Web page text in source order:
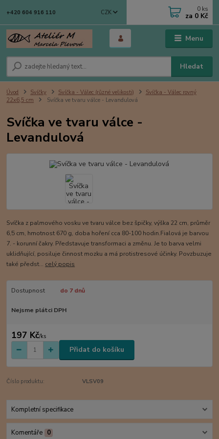
Menu
CZK
Hledat
+420 604 916 110 0 ks
za 0 Kč
Úvod Svíčky Svíčka - Válec (různé velikosti)
Svíčka - Válec rovný
22x6,5 cm
Svíčka ve tvaru válce - Levandulová
Svíčka ve tvaru válce -
Levandulová
Svíčka z palmového vosku ve tvaru válce bez špičky, výška 22 cm, průměr
6,5 cm, hmotnost 670 g, doba hoření cca 80-100 hodin.Fialová je barvou
7. - korunní čakry. Představuje transformaci a změnu. Je to barva velmi
uklidňující, posiluje činnost mozku a má protistresové účinky. Povzbuzuje
také předst... celý popis
Dostupnost do 7 dnů
Nejsme plátci DPH
197 Kč/ks
Přidat do košíku
Číslo produktu: VLSV09
Kompletní specifikace
Komentáře 0